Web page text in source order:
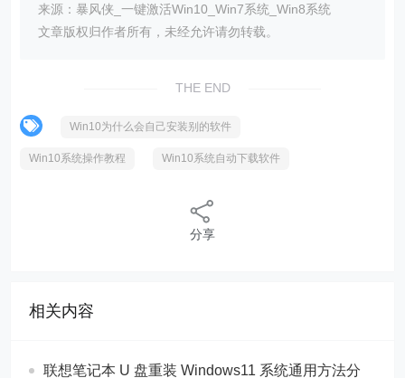
来源：暴风侠_一键激活Win10_Win7系统_Win8系统
文章版权归作者所有，未经允许请勿转载。
THE END
Win10为什么会自己安装别的软件
Win10系统操作教程 Win10系统自动下载软件
分享
相关内容
联想笔记本 U 盘重装 Windows11 系统通用方法分